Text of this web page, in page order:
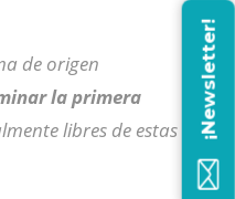
de origen
la primera
libres de estas
¡Newsletter!